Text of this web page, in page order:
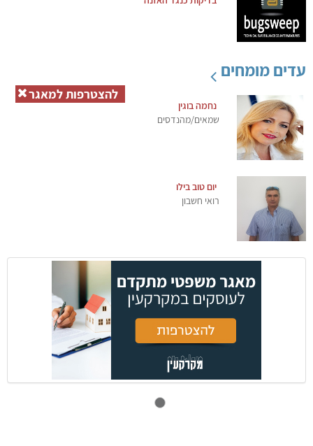
עדים מומחים
נחמה בוגין
שמאים/מהנדסים
יום טוב בילו
רואי חשבון
להצטרפות למאגר